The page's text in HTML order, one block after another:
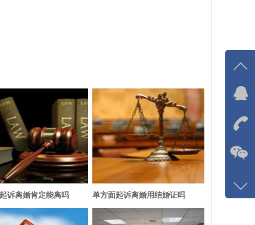
诉离婚肯定能离吗 单方面起诉离婚用结婚证吗
在线
我
137-